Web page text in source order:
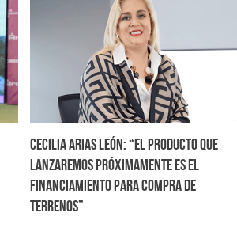
Cecilia Arias León: “El producto que
lanzaremos próximamente es el
financiamiento para compra de
terrenos”